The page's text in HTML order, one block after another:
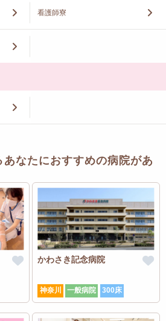
看護師寮
なたにおすすめの病院があ
かわさき記念病院
神奈川 一般病院 300床